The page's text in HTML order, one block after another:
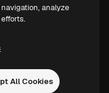
analyze
All Cookies